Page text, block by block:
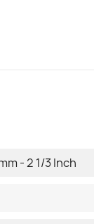
- 2 1/3 Inch